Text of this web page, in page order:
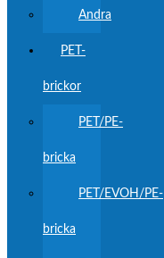
Andra
PET-
brickor
PET/PE-
bricka
PET/EVOH/PE-
bricka